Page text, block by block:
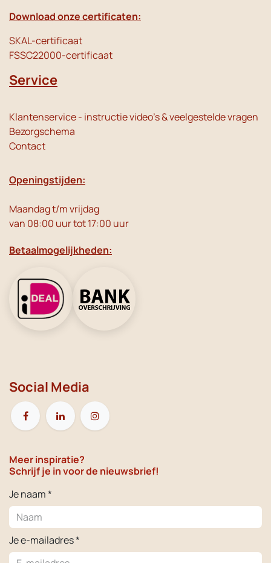
Download onze certificaten:
SKAL-certificaat
FSSC22000-certificaat
Service
Klantenservice - instructie video's & veelgestelde vragen
Bezorgschema
Contact
Openingstijden:
Maandag t/m vrijdag
van 08:00 uur tot 17:00 uur
Betaalmogelijkheden:
Social Media
Meer inspiratie?
Schrijf je in voor de nieuwsbrief!
Je naam *
Je e-mailadres *